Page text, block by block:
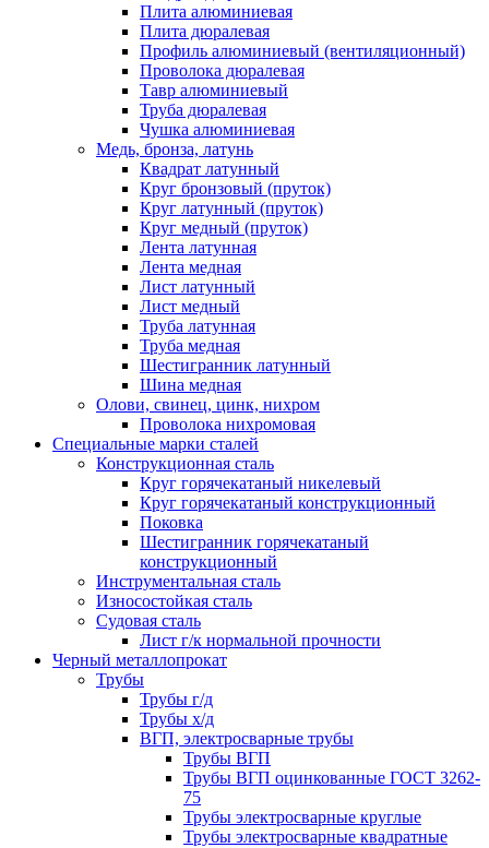
Плита алюминиевая
Плита дюралевая
Профиль алюминиевый (вентиляционный)
Проволока дюралевая
Тавр алюминиевый
Труба дюралевая
Чушка алюминиевая
Медь, бронза, латунь
Квадрат латунный
Круг бронзовый (пруток)
Круг латунный (пруток)
Круг медный (пруток)
Лента латунная
Лента медная
Лист латунный
Лист медный
Труба латунная
Труба медная
Шестигранник латунный
Шина медная
Олови, свинец, цинк, нихром
Проволока нихромовая
Специальные марки сталей
Конструкционная сталь
Круг горячекатаный никелевый
Круг горячекатаный конструкционный
Поковка
Шестигранник горячекатаный
конструкционный
Инструментальная сталь
Износостойкая сталь
Судовая сталь
Лист г/к нормальной прочности
Черный металлопрокат
Трубы
Трубы г/д
Трубы х/д
ВГП, электросварные трубы
Трубы ВГП
Трубы ВГП оцинкованные ГОСТ 3262-
75
Трубы электросварные круглые
Трубы электросварные квадратные